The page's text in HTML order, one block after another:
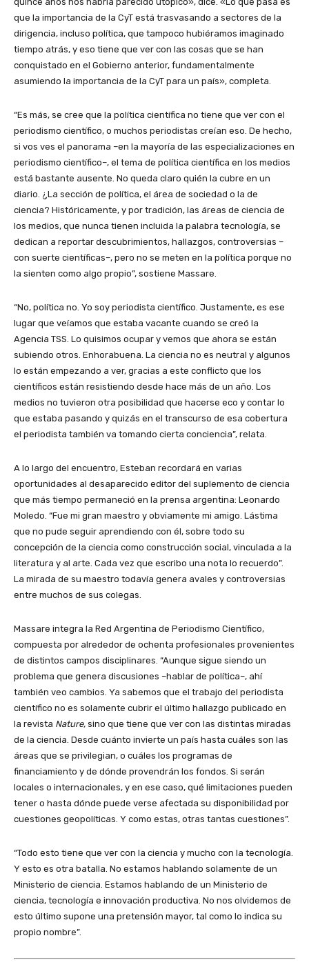
que la importancia de la CyT está trasvasando a sectores de la
dirigencia, incluso política, que tampoco hubiéramos imaginado
tiempo atrás, y eso tiene que ver con las cosas que se han
conquistado en el Gobierno anterior, fundamentalmente
asumiendo la importancia de la CyT para un país», completa.
“Es más, se cree que la política científica no tiene que ver con el
periodismo científico, o muchos periodistas creían eso. De hecho,
si vos ves el panorama –en la mayoría de las especializaciones en
periodismo científico–, el tema de política científica en los medios
está bastante ausente. No queda claro quién la cubre en un
diario. ¿La sección de política, el área de sociedad o la de
ciencia? Históricamente, y por tradición, las áreas de ciencia de
los medios, que nunca tienen incluida la palabra tecnología, se
dedican a reportar descubrimientos, hallazgos, controversias –
con suerte científicas–, pero no se meten en la política porque no
la sienten como algo propio”, sostiene Massare.
“No, política no. Yo soy periodista científico. Justamente, es ese
lugar que veíamos que estaba vacante cuando se creó la
Agencia TSS. Lo quisimos ocupar y vemos que ahora se están
subiendo otros. Enhorabuena. La ciencia no es neutral y algunos
lo están empezando a ver, gracias a este conflicto que los
científicos están resistiendo desde hace más de un año. Los
medios no tuvieron otra posibilidad que hacerse eco y contar lo
que estaba pasando y quizás en el transcurso de esa cobertura
el periodista también va tomando cierta conciencia”, relata.
A lo largo del encuentro, Esteban recordará en varias
oportunidades al desaparecido editor del suplemento de ciencia
que más tiempo permaneció en la prensa argentina: Leonardo
Moledo. “Fue mi gran maestro y obviamente mi amigo. Lástima
que no pude seguir aprendiendo con él, sobre todo su
concepción de la ciencia como construcción social, vinculada a la
literatura y al arte. Cada vez que escribo una nota lo recuerdo”.
La mirada de su maestro todavía genera avales y controversias
entre muchos de sus colegas.
Massare integra la Red Argentina de Periodismo Científico,
compuesta por alrededor de ochenta profesionales provenientes
de distintos campos disciplinares. “Aunque sigue siendo un
problema que genera discusiones –hablar de política–, ahí
también veo cambios. Ya sabemos que el trabajo del periodista
científico no es solamente cubrir el último hallazgo publicado en
la revista Nature, sino que tiene que ver con las distintas miradas
de la ciencia. Desde cuánto invierte un país hasta cuáles son las
áreas que se privilegian, o cuáles los programas de
financiamiento y de dónde provendrán los fondos. Si serán
locales o internacionales, y en ese caso, qué limitaciones pueden
tener o hasta dónde puede verse afectada su disponibilidad por
cuestiones geopolíticas. Y como estas, otras tantas cuestiones”.
“Todo esto tiene que ver con la ciencia y mucho con la tecnología.
Y esto es otra batalla. No estamos hablando solamente de un
Ministerio de ciencia. Estamos hablando de un Ministerio de
ciencia, tecnología e innovación productiva. No nos olvidemos de
esto último supone una pretensión mayor, tal como lo indica su
propio nombre”.